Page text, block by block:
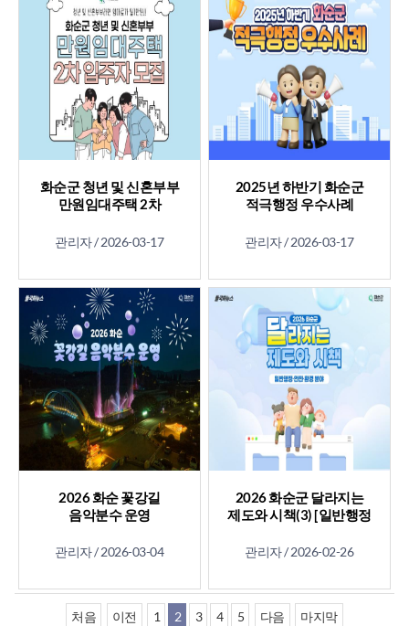
화순군 청년 및 신혼부부
만원임대주택 2차
관리자 /2026-03-17
2025년 하반기 화순군
적극행정 우수사례
관리자 /2026-03-17
2026 화순 꽃강길
음악분수 운영
관리자 /2026-03-04
2026 화순군 달라지는
제도와 시책(3) [일반행정
관리자 /2026-02-26
처음 이전 1 2 3 4 5 다음 마지막